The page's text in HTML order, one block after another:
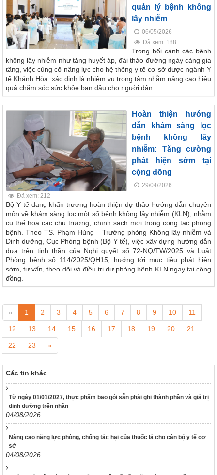
quản lý bệnh không
lây nhiễm
06/05/2026
Đã xem: 188
Trong bối cảnh các bệnh
không lây nhiễm như tăng huyết áp, đái tháo đường ngày càng gia
tăng, việc củng cố năng lực cho hệ thống y tế cơ sở được ngành Y
tế Khánh Hòa xác định là nhiệm vụ trọng tâm nhằm nâng cao hiệu
quả chăm sóc sức khỏe ban đầu cho người dân.
Hoàn thiện hướng
dẫn khám sàng lọc
bệnh không lây
nhiễm: Tăng cường
phát hiện sớm tại
cộng đồng
29/04/2026
Đã xem: 212
Bộ Y tế đang khẩn trương hoàn thiện dự thảo Hướng dẫn chuyên
môn về khám sàng lọc một số bệnh không lây nhiễm (KLN), nhằm
cụ thể hóa các chủ trương, chính sách mới trong công tác phòng
bệnh. Theo TS. Phạm Hùng – Trưởng phòng Không lây nhiễm và
Dinh dưỡng, Cục Phòng bệnh (Bộ Y tế), việc xây dựng hướng dẫn
dựa trên tinh thần của Nghị quyết số 72-NQ/TW/2025 và Luật
Phòng bệnh số 114/2025/QH15, hướng tới mục tiêu phát hiện
sớm, tư vấn, theo dõi và điều trị dự phòng bệnh KLN ngay tại cộng
đồng.
« 1 2 3 4 5 6 7 8 9 10 11
12 13 14 15 16 17 18 19 20 21
22 23 »
Các tin khác
Từ ngày 01/01/2027, thực phẩm bao gói sẵn phải ghi thành phần và giá trị
dinh dưỡng trên nhãn
04/08/2026
Nâng cao năng lực phòng, chống tác hại của thuốc lá cho cán bộ y tế cơ
sở
04/08/2026
117/2025/QH15
Luật Bảo vệ bí mật nhà nước
63/2026/NĐ-CP
Nghị định Quy định chi tiết một số điều và biện pháp thi hành
Luật bảo vệ bí mật nhà nước